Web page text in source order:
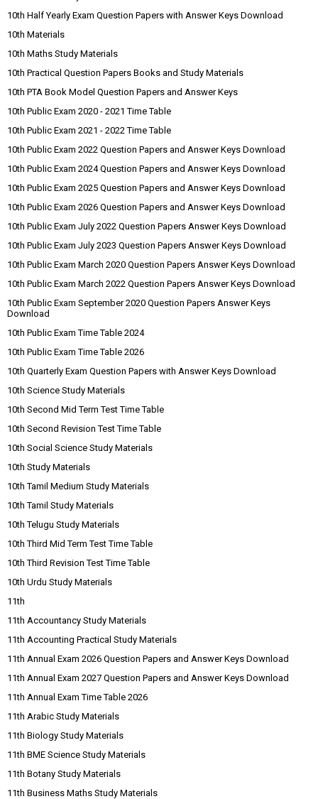
10th Half Yearly Exam Question Papers with Answer Keys Download
10th Materials
10th Maths Study Materials
10th Practical Question Papers Books and Study Materials
10th PTA Book Model Question Papers and Answer Keys
10th Public Exam 2020 - 2021 Time Table
10th Public Exam 2021 - 2022 Time Table
10th Public Exam 2022 Question Papers and Answer Keys Download
10th Public Exam 2024 Question Papers and Answer Keys Download
10th Public Exam 2025 Question Papers and Answer Keys Download
10th Public Exam 2026 Question Papers and Answer Keys Download
10th Public Exam July 2022 Question Papers Answer Keys Download
10th Public Exam July 2023 Question Papers Answer Keys Download
10th Public Exam March 2020 Question Papers Answer Keys Download
10th Public Exam March 2022 Question Papers Answer Keys Download
10th Public Exam September 2020 Question Papers Answer Keys
Download
10th Public Exam Time Table 2024
10th Public Exam Time Table 2026
10th Quarterly Exam Question Papers with Answer Keys Download
10th Science Study Materials
10th Second Mid Term Test Time Table
10th Second Revision Test Time Table
10th Social Science Study Materials
10th Study Materials
10th Tamil Medium Study Materials
10th Tamil Study Materials
10th Telugu Study Materials
10th Third Mid Term Test Time Table
10th Third Revision Test Time Table
10th Urdu Study Materials
11th
11th Accountancy Study Materials
11th Accounting Practical Study Materials
11th Annual Exam 2026 Question Papers and Answer Keys Download
11th Annual Exam 2027 Question Papers and Answer Keys Download
11th Annual Exam Time Table 2026
11th Arabic Study Materials
11th Biology Study Materials
11th BME Science Study Materials
11th Botany Study Materials
11th Business Maths Study Materials